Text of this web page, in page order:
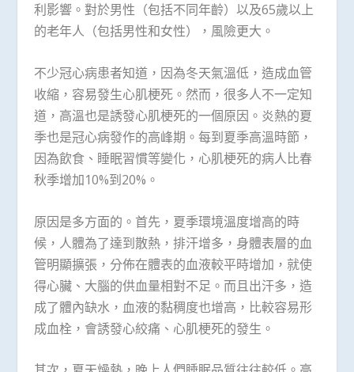
利影響。對於男性（包括不同年齡）以及65歲以上
的老年人（包括男性和女性），風險更大。
不少冠心病患者知道，因為冬天氣溫低，造成血管
收縮，容易發生心肌梗死。然而，很多人不一定知
道，高溫也是誘發心肌梗死的一個原因。炎熱的夏
季也是冠心病發作的高峰期。每到夏季高溫時節，
因為飲食、睡眠習慣等變化，心肌梗死的病人比春
秋季增加10%到20%。
原因是多方面的。首先，夏季環境溫度增高的時
候，人體為了達到散熱，排汗增多，身體表層的血
管明顯擴張，分佈在體表的血液較平時增加，就使
得心臟、大腦的供血量相對不足。而且出汗多，造
成了體內缺水，血液的黏稠度也增高，比較容易形
成血栓，會誘發心絞痛、心肌梗死的發生。